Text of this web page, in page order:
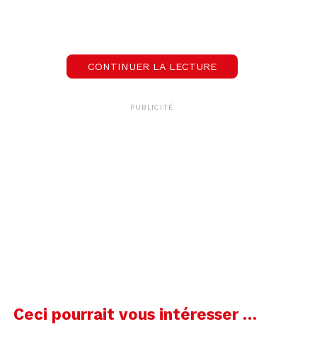
CONTINUER LA LECTURE
PUBLICITÉ
Ceci pourrait vous intéresser …